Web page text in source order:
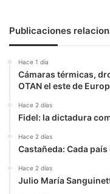
Publicaciones
Hace 1 día
Cámaras térmicas,
OTAN el este de
Hace 2 días
Fidel: la dictadura
Hace 2 días
Castañeda: Cada
Hace 2 días
Julio María